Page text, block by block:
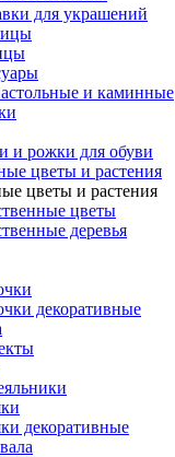
для украшений
и каминные
и рожки для обуви
цветы и растения
цветы и растения
цветы
деревья
декоративные
декоративные